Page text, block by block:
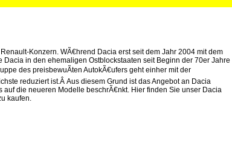
Konzern. WÃ€hrend Dacia erst seit dem Jahr 2004 mit dem
in den ehemaligen Ostblockstaaten seit Beginn der 70er Jahre
des preisbewuÃten AutokÃ€ufers geht einher mit der
reduziert ist.Â Aus diesem Grund ist das Angebot an Dacia
die neueren Modelle beschrÃ€nkt. Hier finden Sie unser Dacia
kaufen.